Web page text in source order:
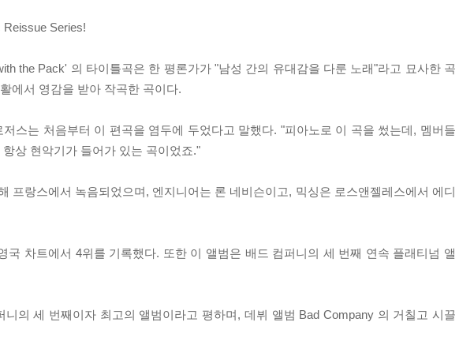
Series!
the Pack' 의 타이틀곡은 한 평론가가 "남성 간의 유대감을 다룬 노래"라고 묘사한 곡
에서 영감을 받아 작곡한 곡이다.
스는 처음부터 이 편곡을 염두에 두었다고 말했다. "피아노로 이 곡을 썼는데, 멤버들
상 현악기가 들어가 있는 곡이었죠."
프랑스에서 녹음되었으며, 엔지니어는 론 네비슨이고, 믹싱은 로스앤젤레스에서 에디
국 차트에서 4위를 기록했다. 또한 이 앨범은 배드 컴퍼니의 세 번째 연속 플래티넘 앨
의 세 번째이자 최고의 앨범이라고 평하며, 데뷔 앨범 Bad Company 의 거칠고 시끌